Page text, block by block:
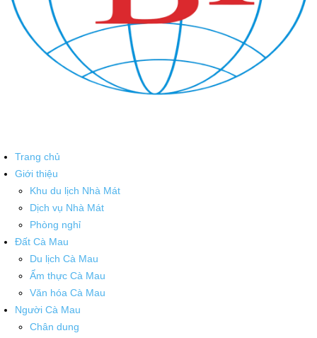
Trang chủ
Giới thiệu
Khu du lịch Nhà Mát
Dịch vụ Nhà Mát
Phòng nghỉ
Đất Cà Mau
Du lịch Cà Mau
Ẩm thực Cà Mau
Văn hóa Cà Mau
Người Cà Mau
Chân dung